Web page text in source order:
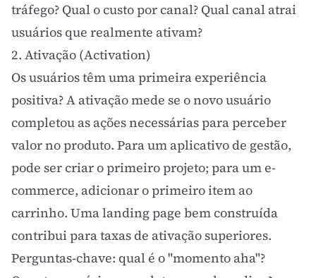
tráfego? Qual o custo por canal? Qual canal atrai
usuários que realmente ativam?
2. Ativação (Activation)
Os usuários têm uma primeira experiência
positiva? A ativação mede se o novo usuário
completou as ações necessárias para perceber
valor no produto. Para um aplicativo de gestão,
pode ser criar o primeiro projeto; para um e-
commerce, adicionar o primeiro item ao
carrinho. Umalanding page bem construída
contribui para taxas de ativação superiores.
Perguntas-chave: qual é o "momento aha"?